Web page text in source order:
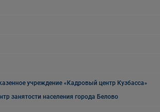
учреждение «Кадровый центр Кузбасса»
занятости населения города Белово